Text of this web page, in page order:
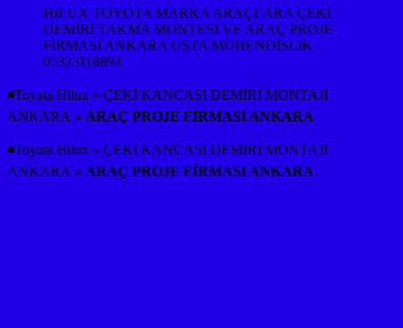
HILUX TOYOTA MARKA ARAÇLARA ÇEKİ
DEMİRİ TAKMA MONTESİ VE ARAÇ PROJE
FİRMASI ANKARA USTA MÜHENDİSLİK
05323118894
◾Toyata Hilux » ÇEKİ KANCASI DEMİRİ MONTAJI
ANKARA » ARAÇ PROJE FİRMASI ANKARA
◾Toyata Hilux » ÇEKİ KANCASI DEMİRİ MONTAJI
ANKARA » ARAÇ PROJE FİRMASI ANKARA